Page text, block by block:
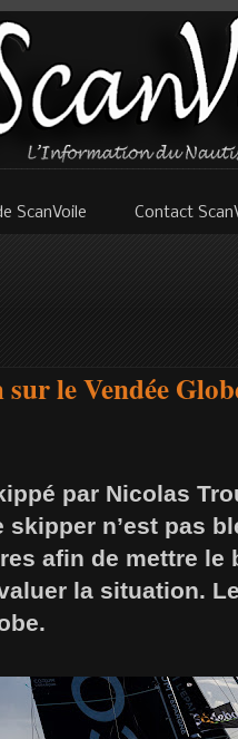
ScanVoile Contact
le Vendée
par Nicolas
skipper n’est pas
afin de mettre le
la situation.